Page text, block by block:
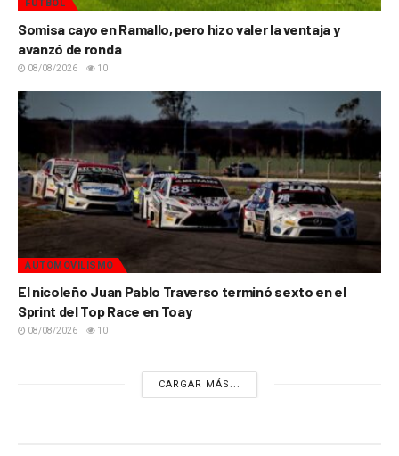
FÚTBOL
Somisa cayo en Ramallo, pero hizo valer la ventaja y
avanzó de ronda
08/08/2026 10
AUTOMOVILISMO
El nicoleño Juan Pablo Traverso terminó sexto en el
Sprint del Top Race en Toay
08/08/2026 10
CARGAR MÁS...